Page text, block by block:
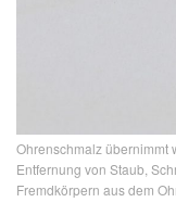
Ohrenschmalz übernimmt
Entfernung von Staub,
Fremdkörpern aus dem